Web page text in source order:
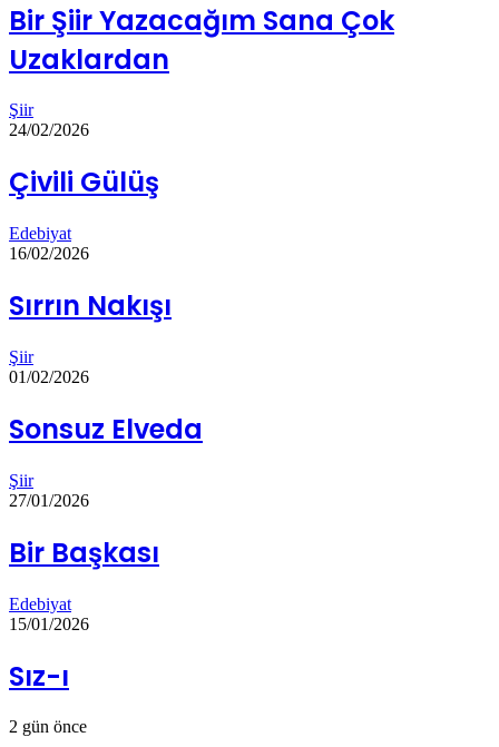
Bir Şiir Yazacağım Sana Çok
Uzaklardan
Şiir
24/02/2026
Çivili Gülüş
Edebiyat
16/02/2026
Sırrın Nakışı
Şiir
01/02/2026
Sonsuz Elveda
Şiir
27/01/2026
Bir Başkası
Edebiyat
15/01/2026
Sız-ı
2 gün önce